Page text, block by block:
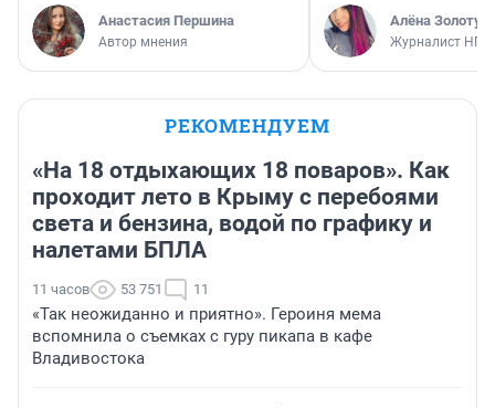
Анастасия Першина
Автор мнения
Алёна
Журналист НГС
РЕКОМЕНДУЕМ
«На 18 отдыхающих 18 поваров». Как
проходит лето в Крыму с перебоями
света и бензина, водой по графику и
налетами БПЛА
11 часов 53 751 11
«Так неожиданно и приятно». Героиня мема
вспомнила о съемках с гуру пикапа в кафе
Владивостока